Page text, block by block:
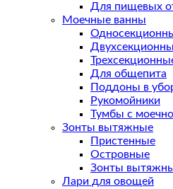
Для пищевых
Моечные ванны
Для общепита
Поддоны в
Рукомойники
Тумбы с
Зонты вытяжные
Пристенные
Островные
Зонты
Лари для овощей